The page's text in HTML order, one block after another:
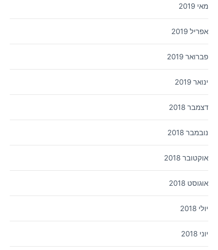
מאי 2019
אפריל 2019
פברואר 2019
ינואר 2019
דצמבר 2018
נובמבר 2018
אוקטובר 2018
אוגוסט 2018
יולי 2018
יוני 2018